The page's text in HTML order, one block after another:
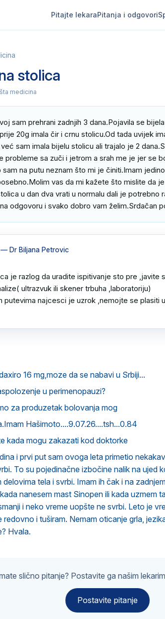
Pitajte lekaraPitanja i odgovori
stolica
medicina
sam prehrani zadnjih 3 dana.Pojavila se
20g imala čir i crnu stolicu.Od tada uvijek
sam imala bijelu stolicu ali trajalo je 2
probleme sa zuči i jetrom a srah me je jer se
na putu neznam što mi je činiti.Imam
vas da mi kažete što mislite da
u dan dva vrati u normalu dali je potrebno
odgovoru i svako dobro vam želim.Srdačan
— Dr Biljana Petrovic
je razlog da uradite ispitivanje sto pre ,javite
ultrazvuk ili skener trbuha ,laboratoriju)
putevima najcesci je uzrok ,nemojte se plasiti
16 mg,moze da se nabavi u Srbiji...
u perimenopauzi?
za produzetak bolovanja mog
Hašimoto....9.07.26....tsh...0.84
kada mogu zakazati kod doktorke
i prvi put sam ovoga leta primetio
To su pojedinačne izbočine nalik na ujed
delovima tela i svrbi. Imam ih čak i na
nanesem mast Sinopen ili kada uzmem
i neko vreme uopšte ne svrbi. Leto je
redovno i tuširam. Nemam oticanje grla,
Hvala.
slično pitanje? Postavite ga našim
Postavite pitanje